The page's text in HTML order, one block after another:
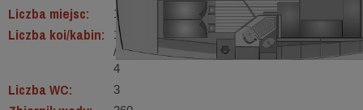
Liczba miejsc: 10
Liczba koi/kabin:
10
/
4
Liczba WC: 3